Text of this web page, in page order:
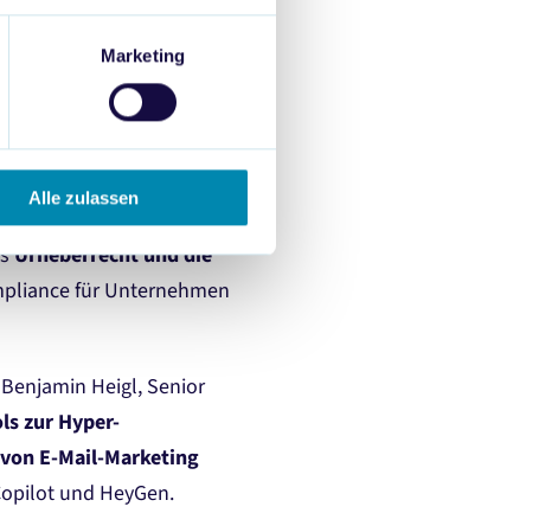
Marketing
Alle zulassen
Fabian Kaske
von KI im Pharma-
Urheberrecht und die
für Unternehmen
Heigl, Senior
zur Hyper-
E-Mail-Marketing
und HeyGen​.